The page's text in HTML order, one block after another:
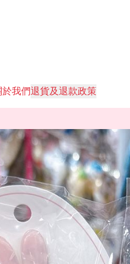
於我們退貨及退款政策